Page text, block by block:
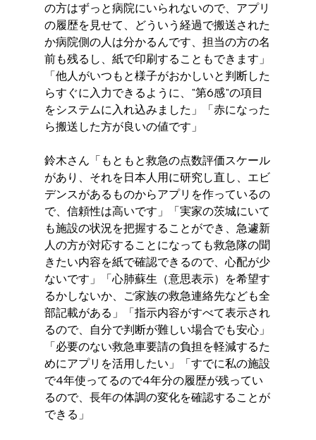
の方はずっと病院にいられないので、アプリ
の履歴を見せて、どういう経過で搬送された
か病院側の人は分かるんです、担当の方の名
前も残るし、紙で印刷することもできます」
「他人がいつもと様子がおかしいと判断した
らすぐに入力できるように、"第6感"の項目
をシステムに入れ込みました」「赤になった
ら搬送した方が良いの値です」
鈴木さん「もともと救急の点数評価スケール
があり、それを日本人用に研究し直し、エビ
デンスがあるものからアプリを作っているの
で、信頼性は高いです」「実家の茨城にいて
も施設の状況を把握することができ、急遽新
人の方が対応することになっても救急隊の聞
きたい内容を紙で確認できるので、心配が少
ないです」「心肺蘇生（意思表示）を希望す
るかしないか、ご家族の救急連絡先なども全
部記載がある」「指示内容がすべて表示され
るので、自分で判断が難しい場合でも安心」
「必要のない救急車要請の負担を軽減するた
めにアプリを活用したい」「すでに私の施設
で4年使ってるので4年分の履歴が残ってい
るので、長年の体調の変化を確認することが
できる」